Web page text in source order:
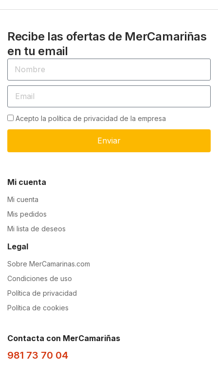
Recibe las ofertas de MerCamariñas
en tu email
Acepto la política de privacidad de la empresa
Enviar
Mi cuenta
Mi cuenta
Mis pedidos
Mi lista de deseos
Legal
Sobre MerCamarinas.com
Condiciones de uso
Política de privacidad
Política de cookies
Contacta con MerCamariñas
981 73 70 04